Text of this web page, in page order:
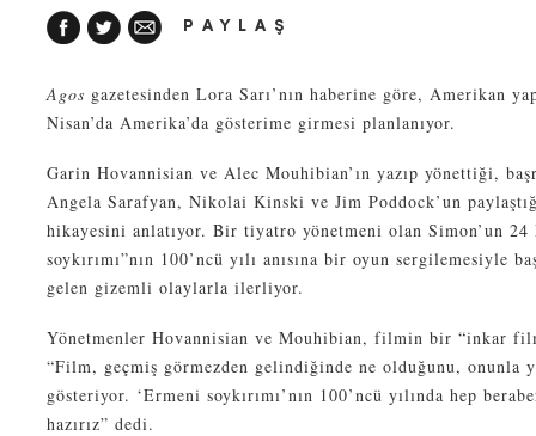
PAYLAŞ
Agos gazetesinden Lora Sarı’nın haberine göre, Amerikan
Nisan’da Amerika’da gösterime girmesi planlanıyor.
Garin Hovannisian ve Alec Mouhibian’ın yazıp yönettiği,
Angela Sarafyan, Nikolai Kinski ve Jim Poddock’un
hikayesini anlatıyor. Bir tiyatro yönetmeni olan Simon’un 24
soykırımı”nın 100’ncü yılı anısına bir oyun sergilemesiyle
gelen gizemli olaylarla ilerliyor.
Yönetmenler Hovannisian ve Mouhibian, filmin bir “inkar
“Film, geçmiş görmezden gelindiğinde ne olduğunu, onunla
gösteriyor. ‘Ermeni soykırımı’nın 100’ncü yılında hep
hazırız” dedi.